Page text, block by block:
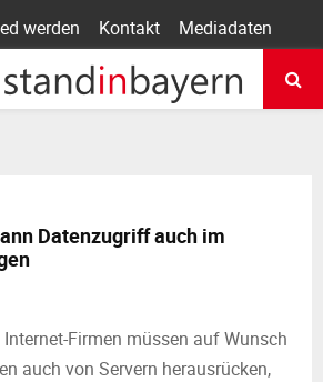
werden Kontakt Mediadaten
Datenzugriff auch im
Firmen müssen auf Wunsch
auch von Servern herausrücken,